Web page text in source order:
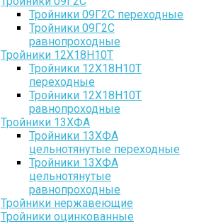
Тройники 09Г2С переходные
Тройники 09Г2С
равнопроходные
Тройники 12Х18Н10Т
Тройники 12Х18Н10Т
переходные
Тройники 12Х18Н10Т
равнопроходные
Тройники 13ХФА
Тройники 13ХФА
цельнотянутые переходные
Тройники 13ХФА
цельнотянутые
равнопроходные
Тройники нержавеющие
Тройники оцинкованные